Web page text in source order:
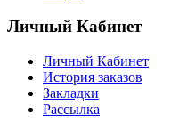
Личный Кабинет
Личный Кабинет
История заказов
Закладки
Рассылка